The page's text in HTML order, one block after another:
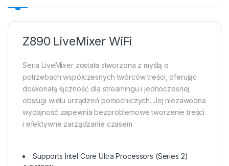
Z890 LiveMixer WiFi
Seria LiveMixer została stworzona z myślą o
potrzebach współczesnych twórców treści, oferując
doskonałą łączność dla streamingu i jednoczesnej
obsługi wielu urządzeń pomocniczych. Jej niezawodna
wydajność zapewnia bezproblemowe tworzenie treści
i efektywne zarządzanie czasem.
Supports Intel Core Ultra Processors (Series 2)